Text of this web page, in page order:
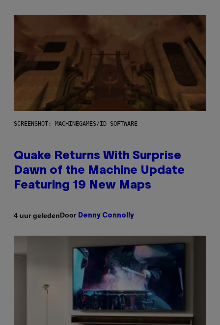
SCREENSHOT: MACHINEGAMES/ID SOFTWARE
Quake Returns With Surprise
Dawn of the Machine Update
Featuring 19 New Maps
4 uur geledenDoor Denny Connolly